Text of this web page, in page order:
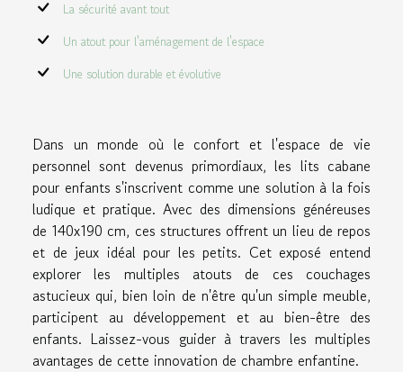
La sécurité avant tout
Un atout pour l'aménagement de l'espace
Une solution durable et évolutive
Dans un monde où le confort et l'espace de vie
personnel sont devenus primordiaux, les lits cabane
pour enfants s'inscrivent comme une solution à la fois
ludique et pratique. Avec des dimensions généreuses
de 140x190 cm, ces structures offrent un lieu de repos
et de jeux idéal pour les petits. Cet exposé entend
explorer les multiples atouts de ces couchages
astucieux qui, bien loin de n'être qu'un simple meuble,
participent au développement et au bien-être des
enfants. Laissez-vous guider à travers les multiples
avantages de cette innovation de chambre enfantine.